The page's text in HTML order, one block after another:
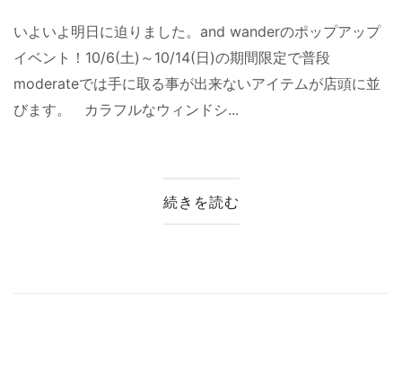
いよいよ明日に迫りました。and wanderのポップアップ
イベント！10/6(土)～10/14(日)の期間限定で普段
moderateでは手に取る事が出来ないアイテムが店頭に並
びます。 カラフルなウィンドシ...
続きを読む